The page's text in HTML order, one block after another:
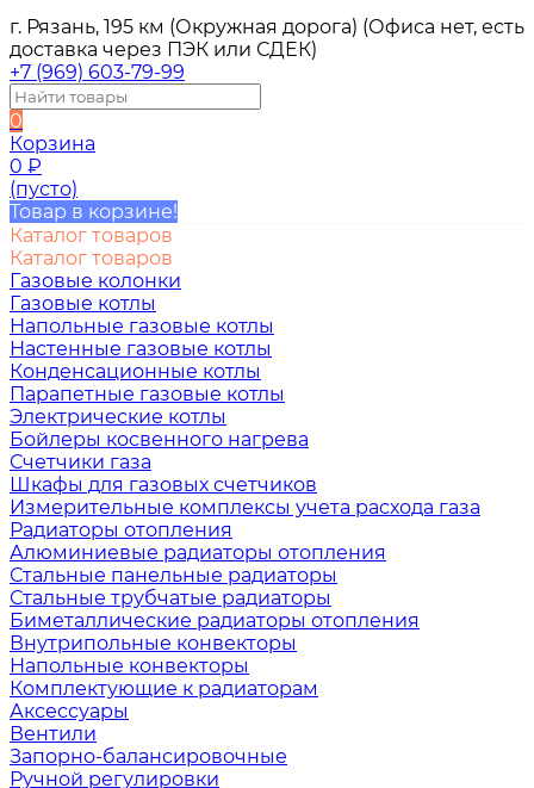
г. Рязань, 195 км (Окружная дорога) (Офиса нет, есть
доставка через ПЭК или СДЕК)
+7 (969) 603-79-99
0
Корзина
0 ₽
(пусто)
Товар в корзине!
Каталог товаров
Каталог товаров
Газовые колонки
Газовые котлы
Напольные газовые котлы
Настенные газовые котлы
Конденсационные котлы
Парапетные газовые котлы
Электрические котлы
Бойлеры косвенного нагрева
Счетчики газа
Шкафы для газовых счетчиков
Измерительные комплексы учета расхода газа
Радиаторы отопления
Алюминиевые радиаторы отопления
Стальные панельные радиаторы
Стальные трубчатые радиаторы
Биметаллические радиаторы отопления
Внутрипольные конвекторы
Напольные конвекторы
Комплектующие к радиаторам
Аксессуары
Вентили
Запорно-балансировочные
Ручной регулировки